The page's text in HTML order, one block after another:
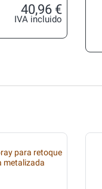
40,96 €
IVA incluido
para retoque
metalizada